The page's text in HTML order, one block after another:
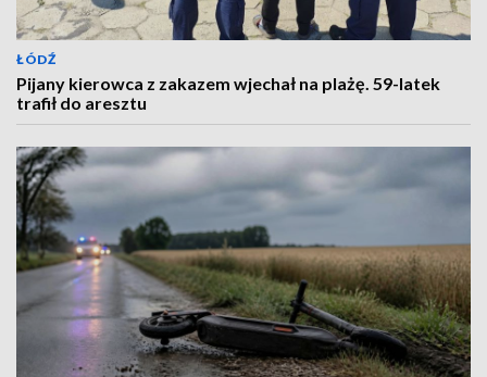
ŁÓDŹ
Pijany kierowca z zakazem wjechał na plażę. 59-latek
trafił do aresztu